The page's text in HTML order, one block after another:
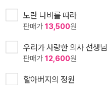
노란 나비를 따라
판매가 13,500원
우리가 사랑한 의사 선생님
판매가 12,600원
할아버지의 정원